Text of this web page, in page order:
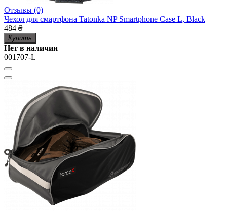
Отзывы (0)
Чехол для смартфона Tatonka NP Smartphone Case L, Black
484 ₴
Купить
Нет в наличии
001707-L